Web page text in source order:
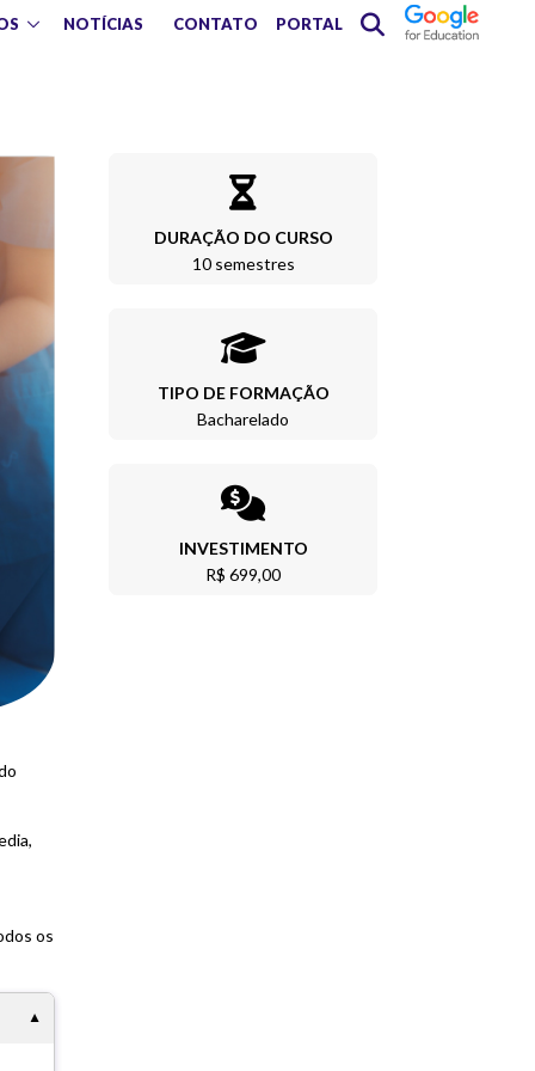
NOTÍCIAS CONTATO PORTAL
os
DURAÇÃO DO CURSO
10 semestres
TIPO DE FORMAÇÃO
Bacharelado
INVESTIMENTO
R$ 699,00